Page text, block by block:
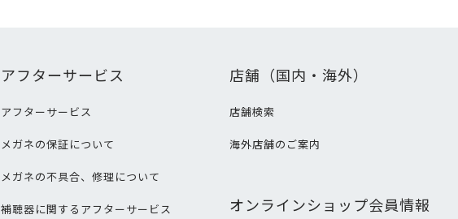
アフターサービス
アフターサービス
メガネの保証について
メガネの不具合、修理について
補聴器に関するアフターサービス
店舗（国内・海外）
店舗検索
海外店舗のご案内
オンラインショップ会員情報